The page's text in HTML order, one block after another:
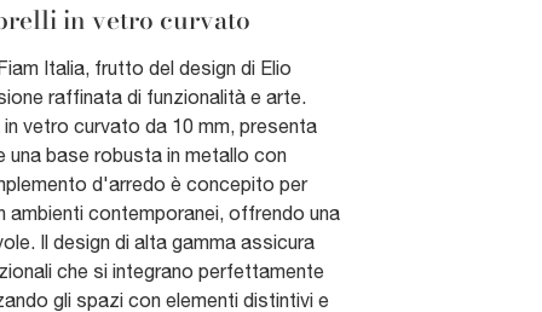
in vetro curvato
Italia, frutto del design di Elio
raffinata di funzionalità e arte.
vetro curvato da 10 mm, presenta
una base robusta in metallo con
d'arredo è concepito per
ambienti contemporanei, offrendo una
Il design di alta gamma assicura
che si integrano perfettamente
gli spazi con elementi distintivi e